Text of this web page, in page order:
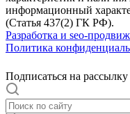
информационный
(Статья 437(2) ГК РФ).
Разработка и seo-
Политика
Подписаться на рассылку